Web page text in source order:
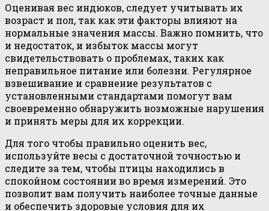
Оценивая вес индюков, следует учитывать их
возраст и пол, так как эти факторы влияют на
нормальные значения массы. Важно помнить, что
и недостаток, и избыток массы могут
свидетельствовать о проблемах, таких как
неправильное питание или болезни. Регулярное
взвешивание и сравнение результатов с
установленными стандартами помогут вам
своевременно обнаружить возможные нарушения
и принять меры для их коррекции.
Для того чтобы правильно оценить вес,
используйте весы с достаточной точностью и
следите за тем, чтобы птицы находились в
спокойном состоянии во время измерений. Это
позволит вам получить наиболее точные данные
и обеспечить здоровые условия для их